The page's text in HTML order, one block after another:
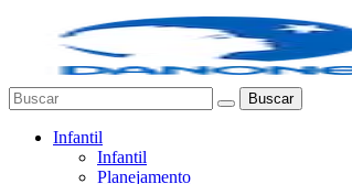
Buscar
Infantil
Infantil
Planejamento